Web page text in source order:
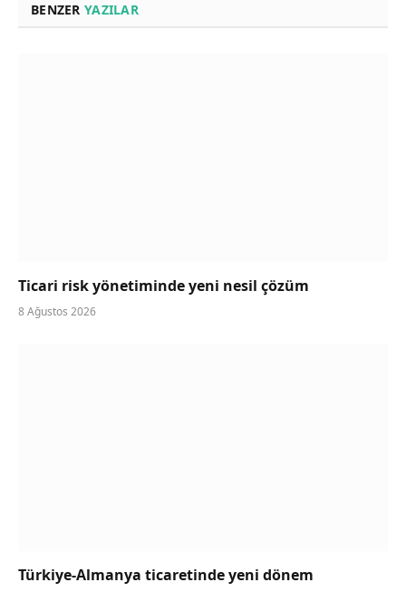
BENZER YAZILAR
Ticari risk yönetiminde yeni nesil çözüm
8 Ağustos 2026
Türkiye-Almanya ticaretinde yeni dönem